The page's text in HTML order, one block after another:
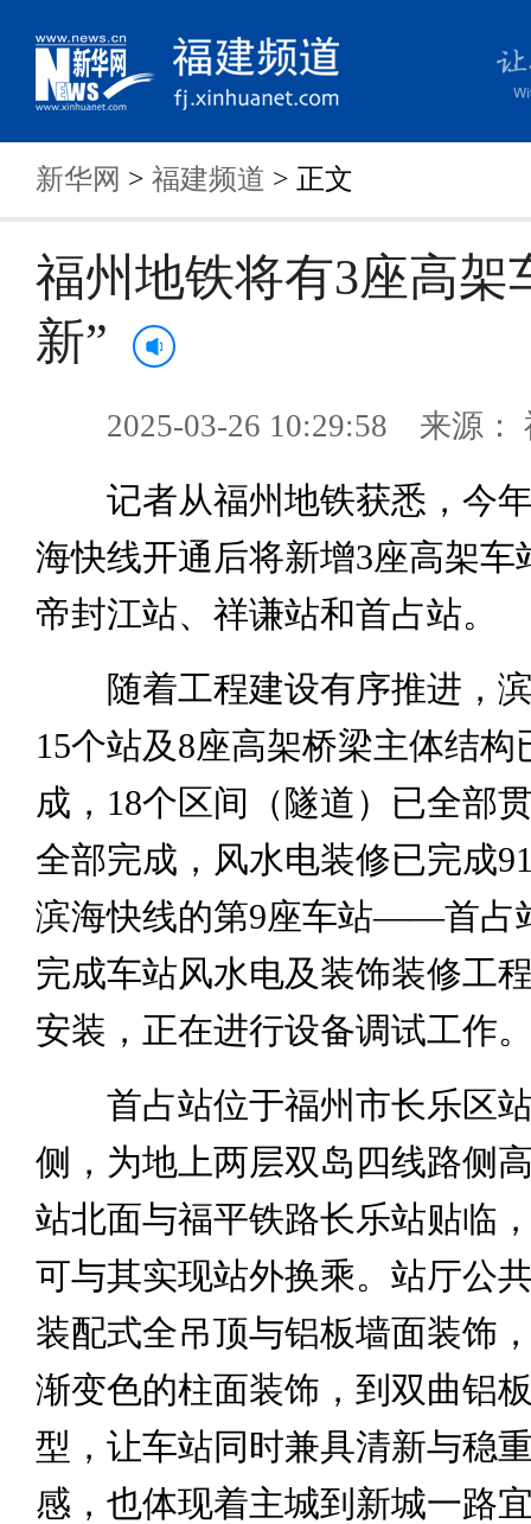
新华网 > 福建频道 > 正文
福州地铁将有3座高架
新”
2025-03-26 10:29:58 来源：
记者从福州地铁获悉，今年
海快线开通后将新增3座高架车
帝封江站、祥谦站和首占站。
随着工程建设有序推进，滨
15个站及8座高架桥梁主体结构
成，18个区间（隧道）已全部
全部完成，风水电装修已完成
滨海快线的第9座车站——首占
完成车站风水电及装饰装修工
安装，正在进行设备调试工作
首占站位于福州市长乐区站
侧，为地上两层双岛四线路侧
站北面与福平铁路长乐站贴临
可与其实现站外换乘。站厅公
装配式全吊顶与铝板墙面装饰
渐变色的柱面装饰，到双曲铝
型，让车站同时兼具清新与稳
感，也体现着主城到新城一路